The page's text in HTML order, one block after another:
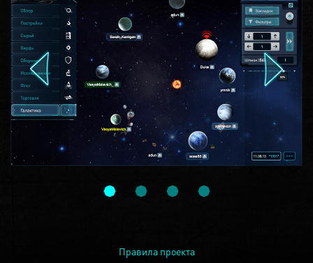
Правила проекта